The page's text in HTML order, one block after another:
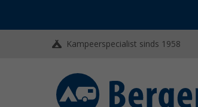
Kampeerspecialist sinds 1958